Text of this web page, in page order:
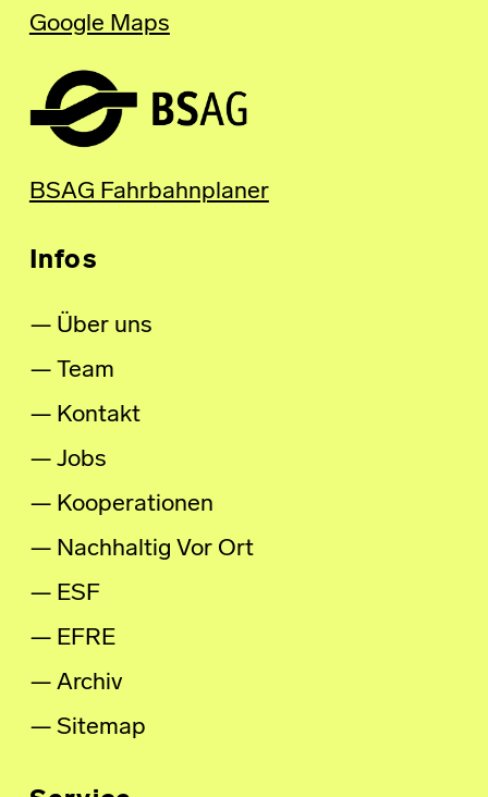
Google Maps
BSAG Fahrbahnplaner
Infos
Über uns
Team
Kontakt
Jobs
Kooperationen
Nachhaltig Vor Ort
ESF
EFRE
Archiv
Sitemap